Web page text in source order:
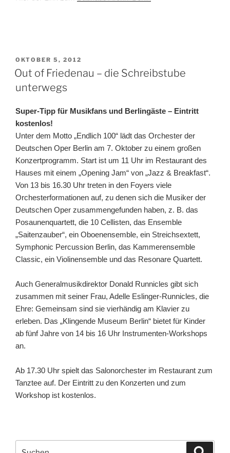
VERÖFFENTLICHT
AM
OKTOBER 5, 2012
Out of Friedenau – die Schreibstube
unterwegs
Super-Tipp für Musikfans und Berlingäste – Eintritt
kostenlos!
Unter dem Motto „Endlich 100“ lädt das Orchester der
Deutschen Oper Berlin am 7. Oktober zu einem großen
Konzertprogramm. Start ist um 11 Uhr im Restaurant des
Hauses mit einem „Opening Jam“ von „Jazz & Breakfast“.
Von 13 bis 16.30 Uhr treten in den Foyers viele
Orchesterformationen auf, zu denen sich die Musiker der
Deutschen Oper zusammengefunden haben, z. B. das
Posaunenquartett, die 10 Cellisten, das Ensemble
„Saitenzauber“, ein Oboenensemble, ein Streichsextett,
Symphonic Percussion Berlin, das Kammerensemble
Classic, ein Violinensemble und das Resonare Quartett.
Auch Generalmusikdirektor Donald Runnicles gibt sich
zusammen mit seiner Frau, Adelle Eslinger-Runnicles, die
Ehre: Gemeinsam sind sie vierhändig am Klavier zu
erleben. Das „Klingende Museum Berlin“ bietet für Kinder
ab fünf Jahre von 14 bis 16 Uhr Instrumenten-Workshops
an.
Ab 17.30 Uhr spielt das Salonorchester im Restaurant zum
Tanztee auf. Der Eintritt zu den Konzerten und zum
Workshop ist kostenlos.